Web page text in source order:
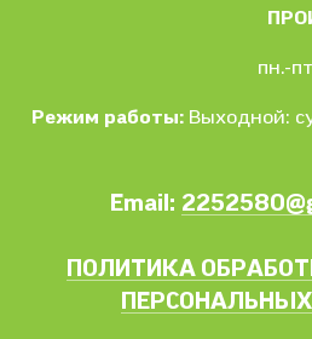
Режим работы:
пн.-
Выходной:
Email:
ПОЛИТИКА